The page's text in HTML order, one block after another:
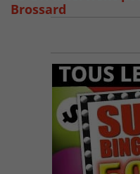
Brossard